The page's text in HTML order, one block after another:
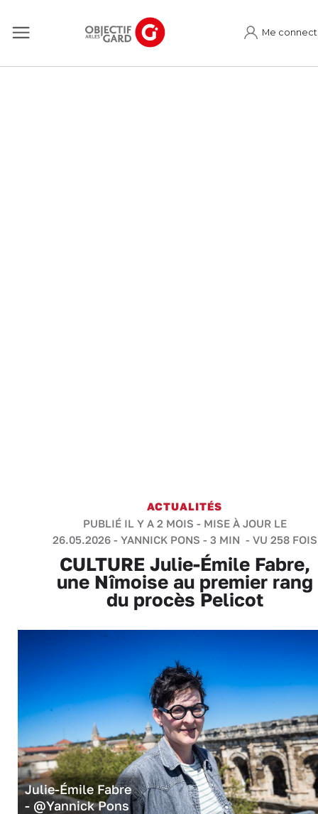
Me
ACTUALITÉS
PUBLIÉ IL Y A 2 MOIS - MISE À JOUR LE
26.05.2026 - YANNICK PONS - 3 MIN - VU 258 FOIS
CULTURE Julie-Émile Fabre,
une Nîmoise au premier rang
du procès Pelicot
Julie-Émile Fabre
- @Yannick Pons